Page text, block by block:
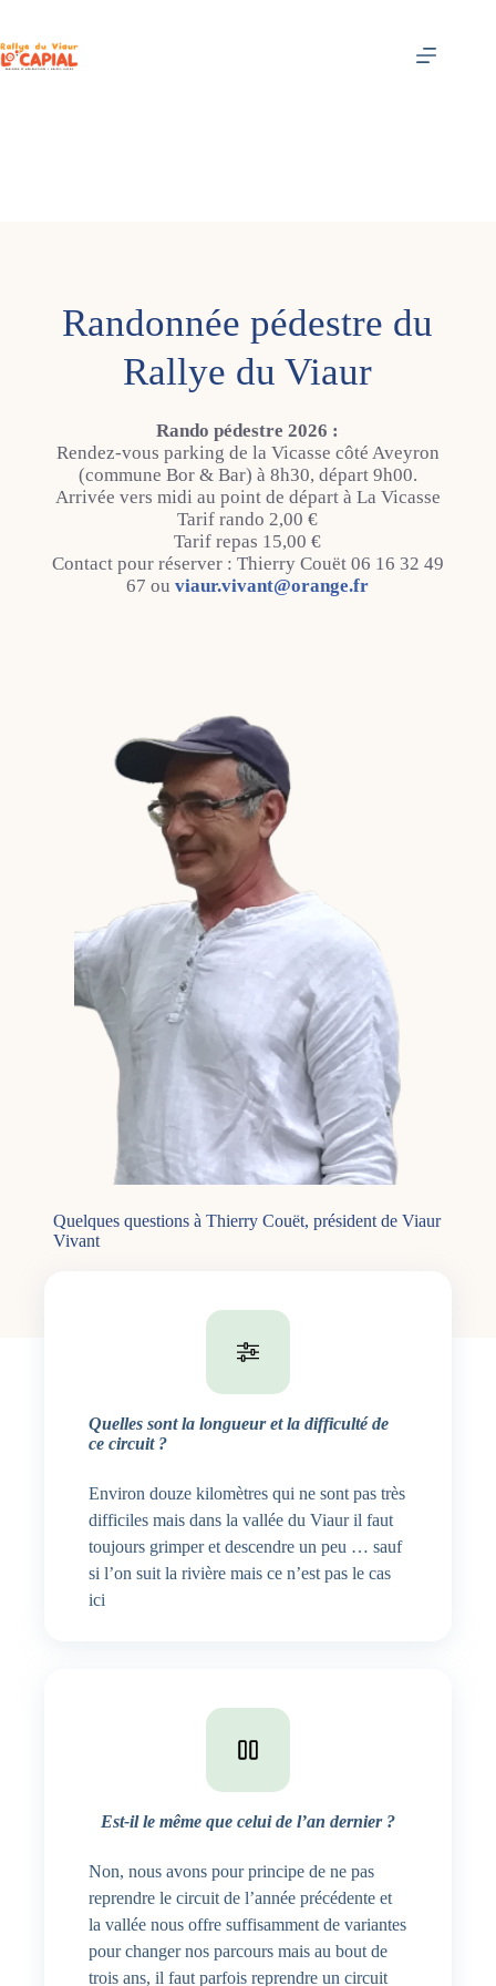
contenu
Quelques questions à Thierry Couët, président de Viaur
Vivant
Randonnée pédestre du
Rallye du Viaur
Rando pédestre 2026 :
Rendez-vous parking de la Vicasse côté Aveyron
(commune Bor & Bar) à 8h30, départ 9h00.
Arrivée vers midi au point de départ à La Vicasse
Tarif rando 2,00 €
Tarif repas 15,00 €
Contact pour réserver : Thierry Couët 06 16 32 49
67 ouviaur.vivant@orange.fr
Quelles sont la longueur et la difficulté de
ce circuit ?
Environ douze kilomètres qui ne sont pas très
difficiles mais dans la vallée du Viaur il faut
toujours grimper et descendre un peu … sauf
si l’on suit la rivière mais ce n’est pas le cas
ici
Est-il le même que celui de l’an dernier ?
Non, nous avons pour principe de ne pas
reprendre le circuit de l’année précédente et
la vallée nous offre suffisamment de variantes
pour changer nos parcours mais au bout de
trois ans, il faut parfois reprendre un circuit